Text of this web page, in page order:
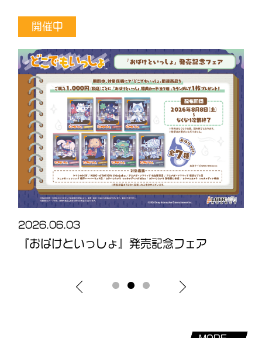
開催中
2026.06.03
『おばけといっしょ』発売記念フェア